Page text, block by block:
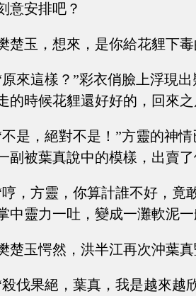
意安排吧？
楚玉，想來，是你給花貍下
原來這樣？”彩衣俏臉上浮現
的時候花貍還好好的，回來
不是，絕對不是！”方靈的神
副被葉真說中的模樣，出賣
哼，方靈，你算計誰不好，竟
中靈力一吐，變成一灘軟泥
楚玉愕然，洪半江再次沖葉
殺伐果絕，葉真，我是越來越